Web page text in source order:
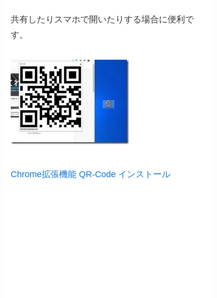
共有したりスマホで開いたりする場合に便利で
す。
Chrome拡張機能 QR-Code インストール